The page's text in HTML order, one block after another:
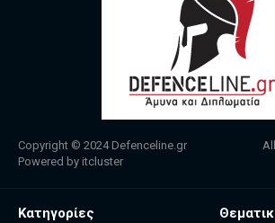
Copyright © 2024 Defenceline.gr All
Powered by itcluster
Κατηγορίες